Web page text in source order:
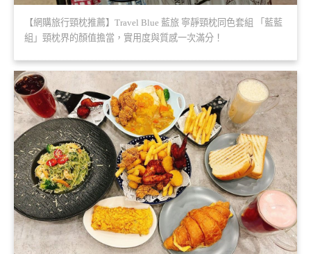
【網購旅行頸枕推薦】Travel Blue 藍旅 寧靜頸枕同色套組 「藍藍
組」頸枕界的顏值擔當，實用度與質感一次滿分！